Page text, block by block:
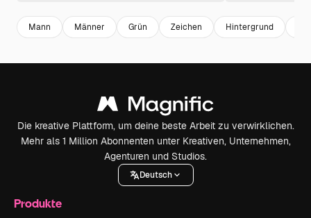
Mann Männer Grün Zeichen Hintergrund
Die kreative Plattform, um deine beste Arbeit zu verwirklichen.
Mehr als 1 Million Abonnenten unter Kreativen, Unternehmen,
Agenturen und Studios.
Deutsch
Produkte